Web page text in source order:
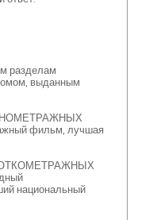
разделам
выданным
фильм, лучшая
национальный